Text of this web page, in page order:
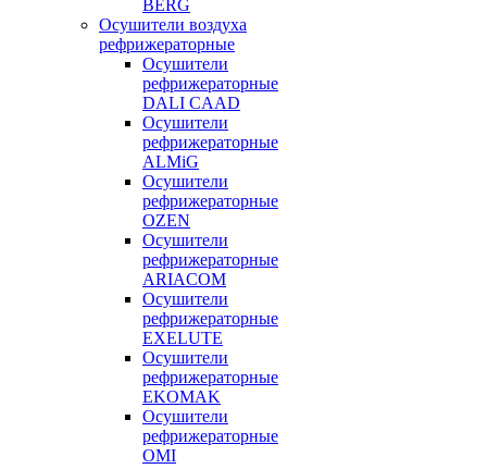
BERG
Осушители воздуха
рефрижераторные
Осушители
рефрижераторные
DALI CAAD
Осушители
рефрижераторные
ALMiG
Осушители
рефрижераторные
OZEN
Осушители
рефрижераторные
ARIACOM
Осушители
рефрижераторные
EXELUTE
Осушители
рефрижераторные
EKOMAK
Осушители
рефрижераторные
OMI